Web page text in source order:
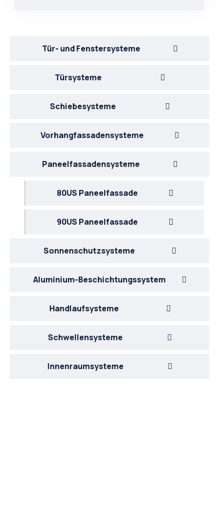
Tür- und Fenstersysteme
Türsysteme
Schiebesysteme
Vorhangfassadensysteme
Paneelfassadensysteme
80US Paneelfassade
90US Paneelfassade
Sonnenschutzsysteme
Aluminium-Beschichtungssystem
Handlaufsysteme
Schwellensysteme
Innenraumsysteme